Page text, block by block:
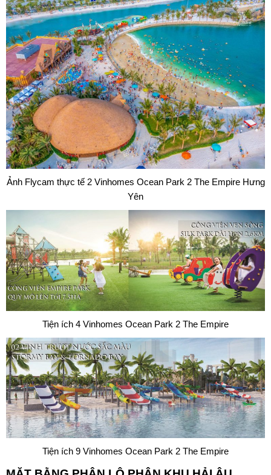
Ảnh Flycam thực tế 2 Vinhomes Ocean Park 2 The Empire Hưng
Yên
Tiện ích 4 Vinhomes Ocean Park 2 The Empire
Tiện ích 9 Vinhomes Ocean Park 2 The Empire